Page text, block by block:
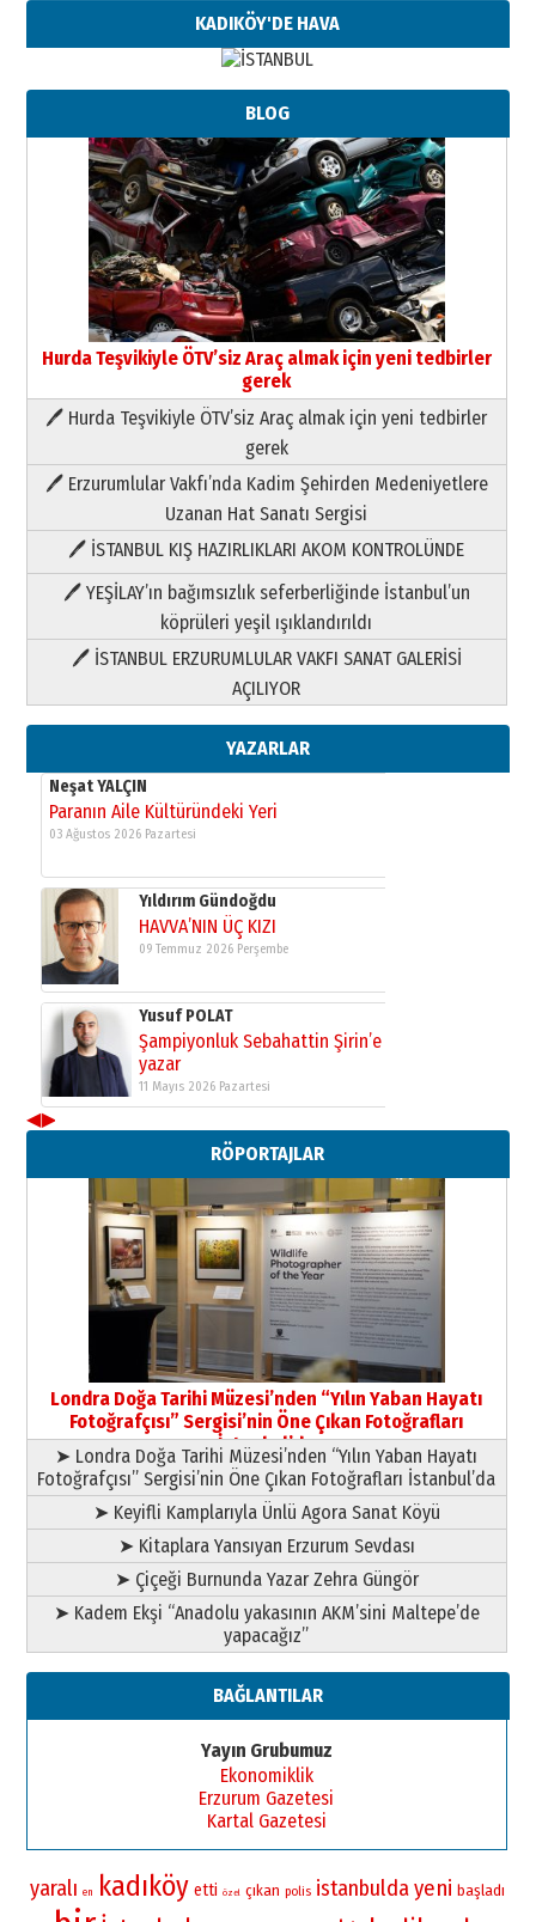
KADIKÖY'DE HAVA
BLOG
Hurda Teşvikiyle ÖTV’siz Araç almak için yeni tedbirler
gerek
🖊 Hurda Teşvikiyle ÖTV’siz Araç almak için yeni tedbirler
gerek
🖊 Erzurumlular Vakfı’nda Kadim Şehirden Medeniyetlere
Uzanan Hat Sanatı Sergisi
🖊 İSTANBUL KIŞ HAZIRLIKLARI AKOM KONTROLÜNDE
🖊 YEŞİLAY’ın bağımsızlık seferberliğinde İstanbul’un
köprüleri yeşil ışıklandırıldı
🖊 İSTANBUL ERZURUMLULAR VAKFI SANAT GALERİSİ
AÇILIYOR
YAZARLAR
Neşat YALÇIN
Paranın Aile Kültüründeki Yeri
Yıldırım Gündoğdu
HAVVA’NIN ÜÇ KIZI
Yusuf POLAT
Şampiyonluk Sebahattin Şirin’e
yazar
11 Mayıs 2026 Pazartesi
Paranın Aile Kültüründeki Yeri
Yıldırım Gündoğdu
HAVVA’NIN ÜÇ KIZI
Yusuf POLAT
Şampiyonluk Sebahattin Şirin’e
Neşat YALÇIN
Paranın Aile Kültüründeki Yeri
03 Ağustos 2026 Pazartesi
Yıldırım Gündoğdu
09 Temmuz 2026 Perşembe
Yusuf POLAT
Şampiyonluk Sebahattin Şirin’e
yazar
11 Mayıs 2026 Pazartesi
◀▶
RÖPORTAJLAR
Londra Doğa Tarihi Müzesi’nden “Yılın Yaban Hayatı
Fotoğrafçısı” Sergisi’nin Öne Çıkan Fotoğrafları
İstanbul’da
➤ Londra Doğa Tarihi Müzesi’nden “Yılın Yaban Hayatı
Fotoğrafçısı” Sergisi’nin Öne Çıkan Fotoğrafları İstanbul’da
➤ Keyifli Kamplarıyla Ünlü Agora Sanat Köyü
➤ Kitaplara Yansıyan Erzurum Sevdası
➤ Çiçeği Burnunda Yazar Zehra Güngör
➤ Kadem Ekşi “Anadolu yakasının AKM’sini Maltepe’de
yapacağız”
BAĞLANTILAR
Yayın Grubumuz
Ekonomiklik
Erzurum Gazetesi
Kartal Gazetesi
yaralı en kadıköy etti özel çıkan polis istanbulda yeni başladı